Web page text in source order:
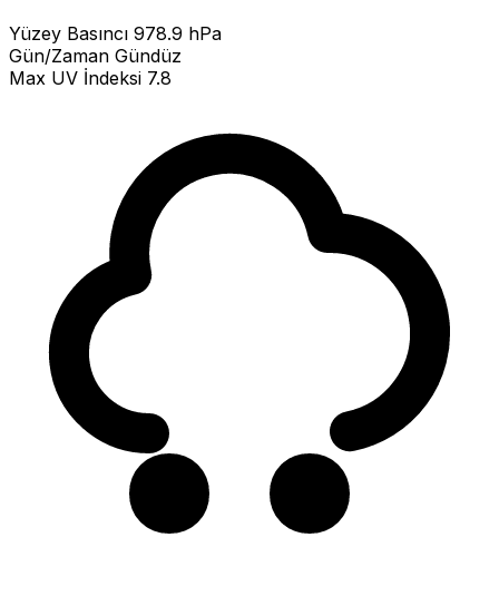
Yüzey Basıncı 978.9 hPa
Gün/Zaman Gündüz
Max UV İndeksi 7.8